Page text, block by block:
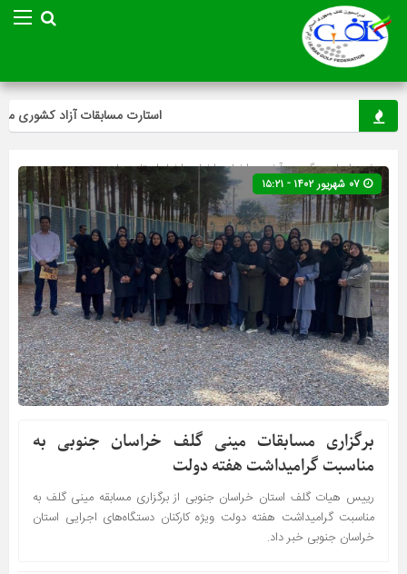
استارت مسابقات آزاد کشوری
صفحه اصلی» گروه »آخرین اخبار»اخبار»اخبار استان ها»مینی
گلف
برگزاری مسابقات مینی گلف خراسان جنوبی به
مناسبت گرامیداشت هفته دولت
رییس هیات گلف استان خراسان جنوبی از برگزاری مسابقه مینی گلف به
مناسبت گرامیداشت هفته دولت ویژه کارکنان دستگاه‌های اجرایی استان
خراسان جنوبی خبر داد.